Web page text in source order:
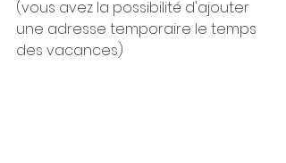
(vous avez la possibilité d'ajouter
une adresse temporaire le temps
des vacances)